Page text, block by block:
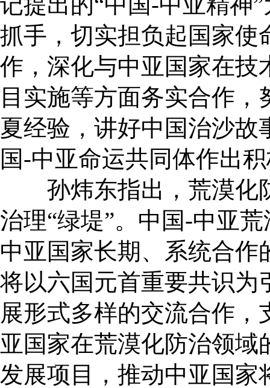
抓手，切实担负起国家使
作，深化与中亚国家在技
目实施等方面务实合作
夏经验，讲好中国治沙
国-中亚命运共同体作出
孙炜东指出，荒漠化
治理“绿堤”。中国-中亚
中亚国家长期、系统合
将以六国元首重要共识为
展形式多样的交流合作
亚国家在荒漠化防治领
发展项目，推动中亚国家